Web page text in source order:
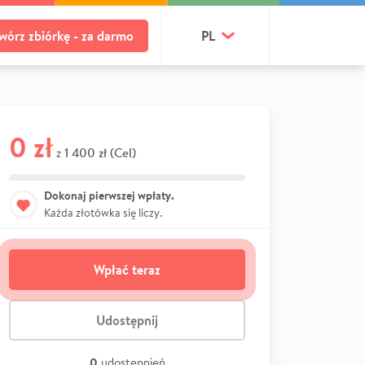
zbiórkę - za darmo PL
0 zł z 1 400 zł (Cel)
Dokonaj pierwszej wpłaty.
Każda złotówka się liczy.
Wpłać teraz
Udostępnij